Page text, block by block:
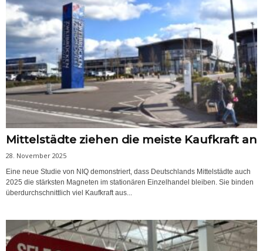
Mittelstädte ziehen die meiste Kaufkraft an
28. November 2025
Eine neue Studie von NIQ demonstriert, dass Deutschlands Mittelstädte auch
2025 die stärksten Magneten im stationären Einzelhandel bleiben. Sie binden
überdurchschnittlich viel Kaufkraft aus...